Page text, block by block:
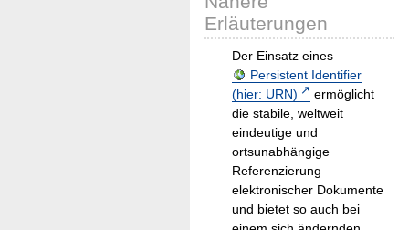
Erläuterungen
Der Einsatz eines
Persistent Identifier
(hier: URN)
ermöglicht
die stabile, weltweit
eindeutige und
ortsunabhängige
Referenzierung
elektronischer Dokumente
und bietet so auch bei